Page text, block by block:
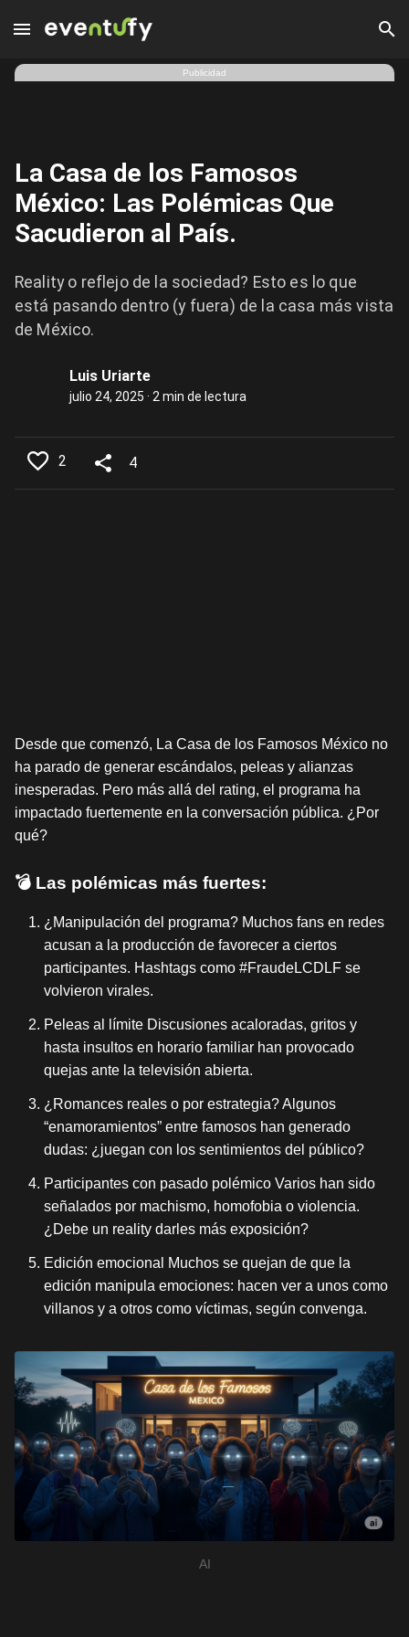
Publicidad
La Casa de los Famosos
México: Las Polémicas Que
Sacudieron al País.
Reality o reflejo de la sociedad? Esto es lo que
está pasando dentro (y fuera) de la casa más vista
de México.
Luis Uriarte
julio 24, 2025 · 2 min de lectura
2 4
Desde que comenzó, La Casa de los Famosos México no
ha parado de generar escándalos, peleas y alianzas
inesperadas. Pero más allá del rating, el programa ha
impactado fuertemente en la conversación pública. ¿Por
qué?
💣 Las polémicas más fuertes:
¿Manipulación del programa? Muchos fans en redes
acusan a la producción de favorecer a ciertos
participantes. Hashtags como #FraudeLCDLF se
volvieron virales.
Peleas al límite Discusiones acaloradas, gritos y
hasta insultos en horario familiar han provocado
quejas ante la televisión abierta.
¿Romances reales o por estrategia? Algunos
“enamoramientos” entre famosos han generado
dudas: ¿juegan con los sentimientos del público?
Participantes con pasado polémico Varios han sido
señalados por machismo, homofobia o violencia.
¿Debe un reality darles más exposición?
Edición emocional Muchos se quejan de que la
edición manipula emociones: hacen ver a unos como
villanos y a otros como víctimas, según convenga.
AI